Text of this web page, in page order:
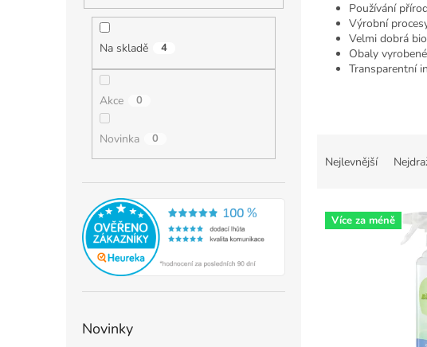
Na skladě 4
Akce 0
Novinka 0
Novinky
Používání
Výrobní
Velmi dobrá
Obaly
Transparentní
Nejlevnější
V Více za méně